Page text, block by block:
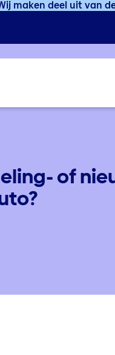
maken deel uit van
of